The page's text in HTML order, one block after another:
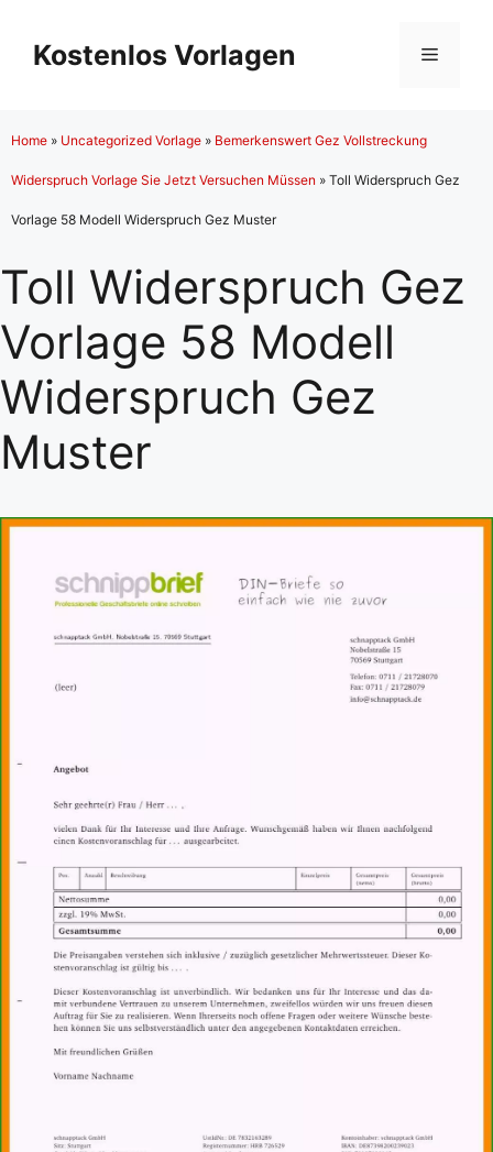
Inhalt
springen
Kostenlos Vorlagen Menü
Home » Uncategorized Vorlage » Bemerkenswert Gez Vollstreckung
Widerspruch Vorlage Sie Jetzt Versuchen Müssen » Toll Widerspruch Gez
Vorlage 58 Modell Widerspruch Gez Muster
Toll Widerspruch Gez
Vorlage 58 Modell
Widerspruch Gez
Muster